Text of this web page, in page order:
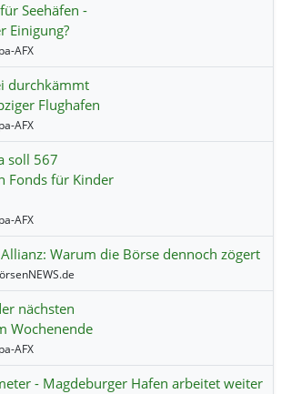
Seehäfen -
Einigung?
AFX
durchkämmt
Flughafen
AFX
soll 567
Fonds für Kinder
AFX
Warum die Börse dennoch zögert
nächsten
Wochenende
AFX
- Magdeburger Hafen arbeitet weiter